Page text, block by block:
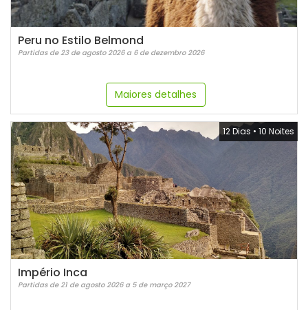
Peru no Estilo Belmond
Partidas de 23 de agosto 2026 a 6 de dezembro 2026
Maiores detalhes
12 Dias • 10 Noites
Império Inca
Partidas de 21 de agosto 2026 a 5 de março 2027